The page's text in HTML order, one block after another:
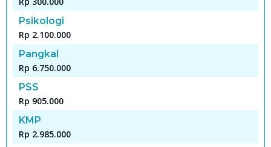
Psikologi
Rp 2.100.000
Pangkal
Rp 6.750.000
PSS
Rp 905.000
KMP
Rp 2.985.000